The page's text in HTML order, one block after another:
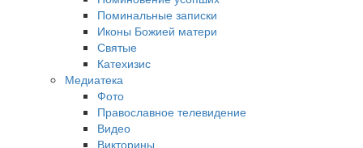
Поминальные записки
Иконы Божией матери
Святые
Катехизис
Медиатека
Фото
Православное телевидение
Видео
Викторины